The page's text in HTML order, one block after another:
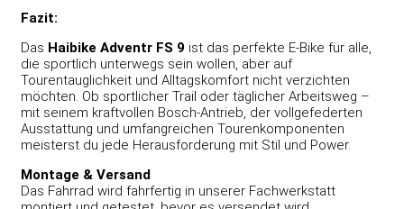
Fazit:
Das Haibike Adventr FS 9 ist das perfekte E-Bike für alle,
die sportlich unterwegs sein wollen, aber auf
Tourentauglichkeit und Alltagskomfort nicht verzichten
möchten. Ob sportlicher Trail oder täglicher Arbeitsweg –
mit seinem kraftvollen Bosch-Antrieb, der vollgefederten
Ausstattung und umfangreichen Tourenkomponenten
meisterst du jede Herausforderung mit Stil und Power.
Montage & Versand
Das Fahrrad wird fahrfertig in unserer Fachwerkstatt